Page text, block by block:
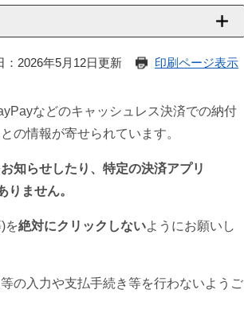
：2026年5月12日更新 印刷ページ表示
などのキャッシュレス決済での納付
の情報が寄せられています。
知らせしたり、特定の決済アプリ
りません。
を絶対にクリックしないようにお願いし
の入力や支払手続き等を行わないようご